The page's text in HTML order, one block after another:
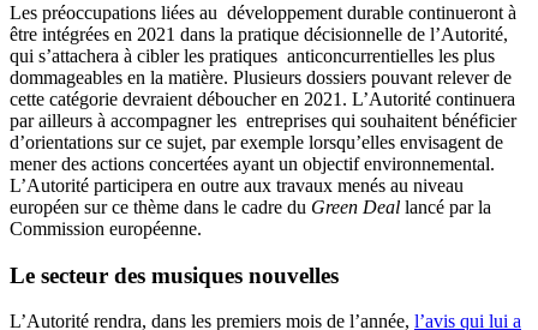
Les préoccupations liées au développement durable continueront à
être intégrées en 2021 dans la pratique décisionnelle de l’Autorité,
qui s’attachera à cibler les pratiques anticoncurrentielles les plus
dommageables en la matière. Plusieurs dossiers pouvant relever de
cette catégorie devraient déboucher en 2021. L’Autorité continuera
par ailleurs à accompagner les entreprises qui souhaitent bénéficier
d’orientations sur ce sujet, par exemple lorsqu’elles envisagent de
mener des actions concertées ayant un objectif environnemental.
L’Autorité participera en outre aux travaux menés au niveau
européen sur ce thème dans le cadre du Green Deal lancé par la
Commission européenne.
Le secteur des musiques nouvelles
L’Autorité rendra, dans les premiers mois de l’année, l’avis qui lui a